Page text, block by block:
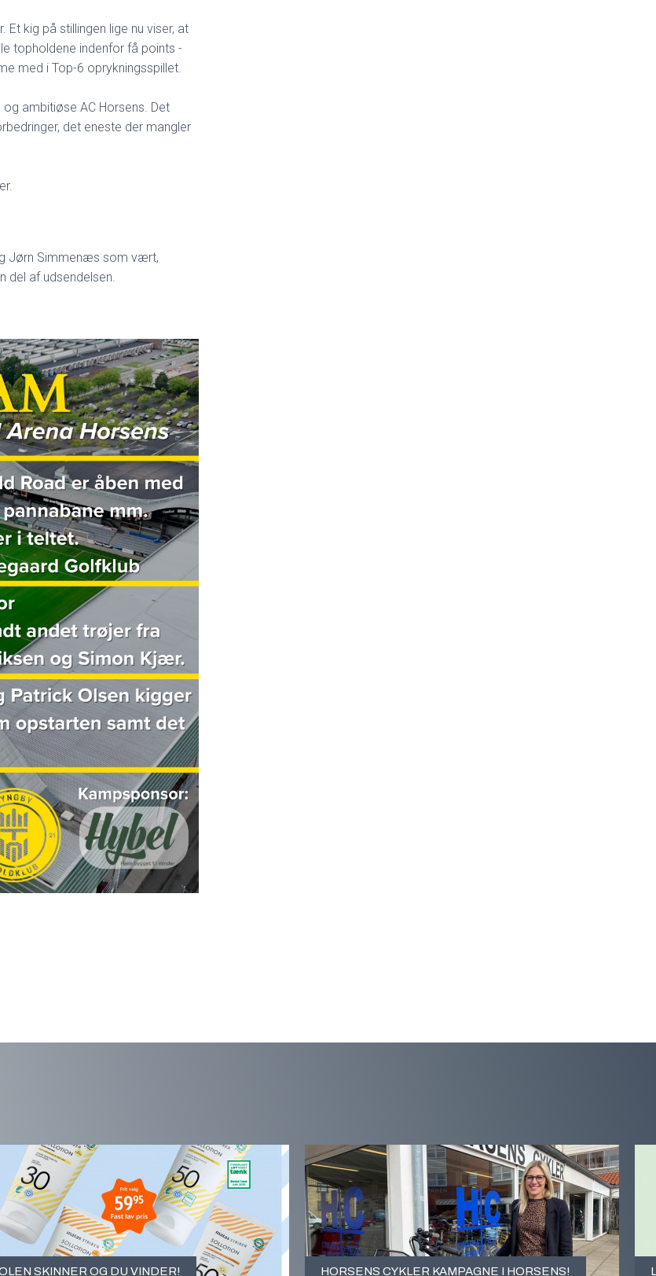
kig på stillingen lige nu viser, at
topholdene indenfor få points -
med i Top-6 oprykningsspillet.
ambitiøse AC Horsens. Det
det eneste der mangler
Jørn Simmenæs som vært,
del af udsendelsen.
SKINNER OG DU VINDER! HORSENS CYKLER KAMPAGNE I HORSENS!